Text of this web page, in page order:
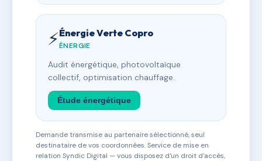
⚡Énergie Verte Copro
ÉNERGIE
Audit énergétique, photovoltaïque
collectif, optimisation chauffage.
Étude énergétique
Demande transmise au partenaire sélectionné, seul
destinataire de vos coordonnées. Service de mise en
relation Syndic Digital — vous disposez d'un droit d'accès,